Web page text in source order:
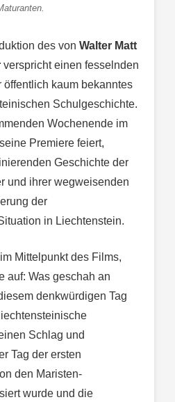
des von Walter Matt
verspricht einen fesselnden
kaum bekanntes
Schulgeschichte.
Wochenende im
Premiere feiert,
Geschichte der
und ihrer wegweisenden
der
in Liechtenstein.
Mittelpunkt des Films,
auf: Was geschah an
denkwürdigen Tag
Schlag und
Tag der ersten
den Maristen-
wurde und die